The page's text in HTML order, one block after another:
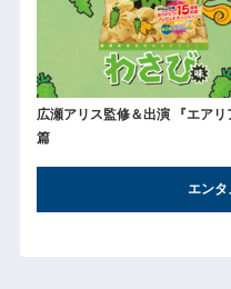
広瀬アリス監修＆出演 『エアリ
篇
エンタ